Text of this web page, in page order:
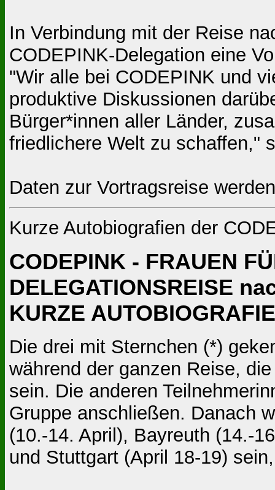
In Verbindung mit der Reise
CODEPINK-Delegation eine
"Wir alle bei CODEPINK und
produktive Diskussionen
Bürger*innen aller Länder,
friedlichere Welt zu schaffen,"
Daten zur Vortragsreise
Kurze Autobiografien der
CODEPINK - FRAUEN
DELEGATIONSREISE
KURZE
Die drei mit Sternchen (*)
während der ganzen Reise,
sein. Die anderen
Gruppe anschließen. Danach
(10.-14. April), Bayreuth (14.-
und Stuttgart (April 18-19)